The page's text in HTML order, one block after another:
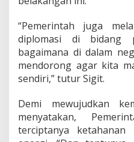
“Pemerintah juga
diplomasi di bidang
bagaimana di dalam
mendorong agar kita
sendiri,” tutur Sigit.
Demi mewujudkan
menyatakan,
terciptanya